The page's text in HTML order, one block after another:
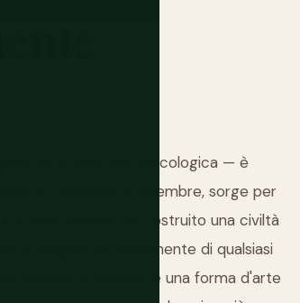
culturale, psicologica — è
in Lapponia. A dicembre, sorge per
nuovo. Il paese ha costruito una civiltà
le stagioni più seriamente di qualsiasi
candele in inverno è una forma d'arte